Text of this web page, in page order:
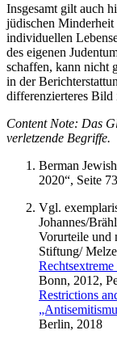
Insgesamt gilt auch
jüdischen
individuellen
des eigenen
schaffen, kann nicht
in der
differenzierteres Bild
Content Note: Das
verletzende Begriffe.
Berman
2020“, Seite
Vgl.
Johannes/
Vorurteile und
Stiftung/
Bonn, 2012,
Restrictions
Berlin, 2018